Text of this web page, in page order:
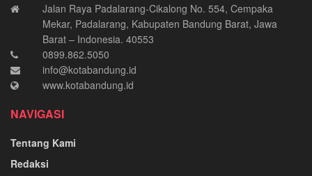
Jalan Raya Padalarang-Cikalong No. 554, Cempaka
Mekar, Padalarang, Kabupaten Bandung Barat, Jawa
Barat – Indonesia. 40553
0899.862.5050
info@kotabandung.id
www.kotabandung.id
NAVIGASI
Tentang Kami
Redaksi